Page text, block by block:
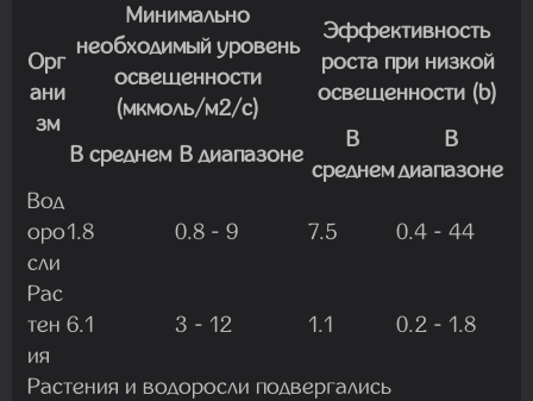
Орг
ани
зм
Минимально
необходимый уровень
освещенности
(мкмоль/м2/с)
Эффективность
роста при низкой
освещенности (b)
В среднем В диапазоне
В
среднем
В
диапазоне
Вод
оро
сли
1.8 0.8 - 9 7.5 0.4 - 44
Рас
тен
ия
6.1 3 - 12 1.1 0.2 - 1.8
Растения и водоросли подвергались